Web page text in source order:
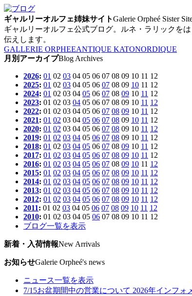
ギャルリーオルフェ姉妹サイトGalerie Orpheé Sister
ギャルリーオルフェ公式ブログ。ルネ・ラリックを
伝えします。
GALLERIE ORPHEEANTIQUE KATONORDIQUE
月別アーカイプBlog Archives
2026: 01 02 03 04 05 06 07 08 09 10 11 12
2025: 01 02 03 04 05 06 07 08 09 10 11 12
2024: 01 02 03 04 05 06 07 08 09 10 11 12
2023: 01 02 03 04 05 06 07 08 09 10 11 12
2022: 01 02 03 04 05 06 07 08 09 10 11 12
2021: 01 02 03 04 05 06 07 08 09 10 11 12
2020: 01 02 03 04 05 06 07 08 09 10 11 12
2019: 01 02 03 04 05 06 07 08 09 10 11 12
2018: 01 02 03 04 05 06 07 08 09 10 11 12
2017: 01 02 03 04 05 06 07 08 09 10 11 12
2016: 01 02 03 04 05 06 07 08 09 10 11 12
2015: 01 02 03 04 05 06 07 08 09 10 11 12
2014: 01 02 03 04 05 06 07 08 09 10 11 12
2013: 01 02 03 04 05 06 07 08 09 10 11 12
2012: 01 02 03 04 05 06 07 08 09 10 11 12
2011: 01 02 03 04 05 06 07 08 09 10 11 12
2010: 01 02 03 04 05 06 07 08 09 10 11 12
ブログ一覧を表示
新着・入荷情報New Arrivals
お知らせGalerie Orpheé's news
ニュース一覧を表示
7/15お盆期間中の営業について 2026年インフォ